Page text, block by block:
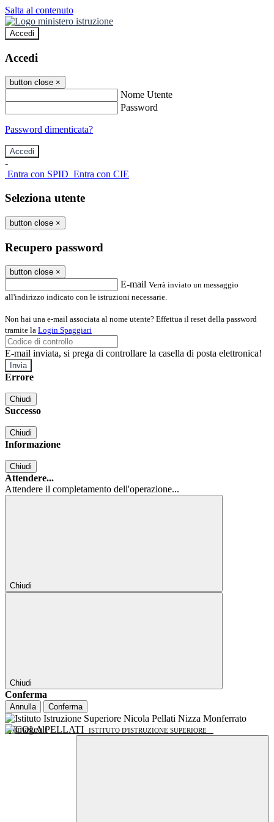
Salta al contenuto
Accedi
Accedi
button close ×
Nome Utente
Password
Password dimenticata?
-
Entra con SPID Entra con CIE
Seleziona utente
button close ×
Recupero password
button close ×
E-mail Verrà inviato un messaggio
all'indirizzo indicato con le istruzioni necessarie.
Non hai una e-mail associata al nome utente? Effettua il reset della password
tramite la Login Spaggiari
E-mail inviata, si prega di controllare la casella di posta elettronica!
Errore
Chiudi
Successo
Chiudi
Informazione
Chiudi
Attendere...
Attendere il completamento dell'operazione...
Chiudi
Chiudi
Conferma
Annulla Conferma
NICOLA PELLATI ISTITUTO D'ISTRUZIONE SUPERIORE